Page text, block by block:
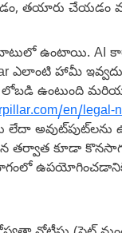
తయారు
ఉంటాయి. AI
ఎలాంటి హామీ
ఉంటుంది మరియు
en/legal-
కూడా
భాగంలో